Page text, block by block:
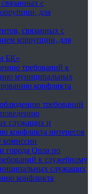
с
для
связанных с
коррупции, для
БК»
требований к
муниципальных
конфликта
требований
служащих и
конфликта интересов
города Орла по
к служебному
служащих
конфликта